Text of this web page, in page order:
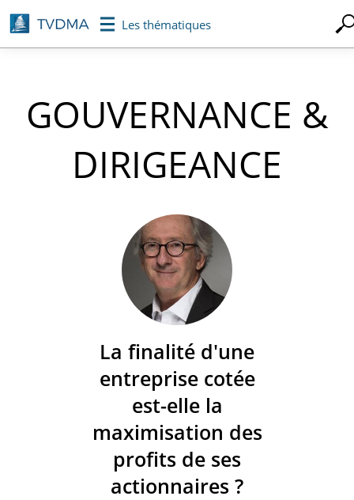
Aller
au
contenu
Les thématiques
GOUVERNANCE &
DIRIGEANCE
La finalité d'une
entreprise cotée
est-elle la
maximisation des
profits de ses
actionnaires ?